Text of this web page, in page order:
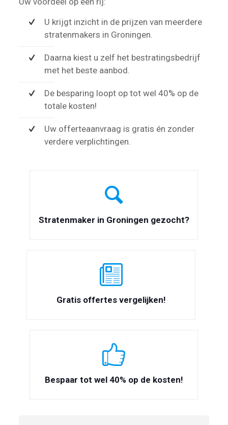
U krijgt inzicht in de prijzen van meerdere
stratenmakers in Groningen.
Daarna kiest u zelf het bestratingsbedrijf
met het beste aanbod.
De besparing loopt op tot wel 40% op de
totale kosten!
Uw offerteaanvraag is gratis én zonder
verdere verplichtingen.
Stratenmaker in Groningen gezocht?
Gratis offertes vergelijken!
Bespaar tot wel 40% op de kosten!